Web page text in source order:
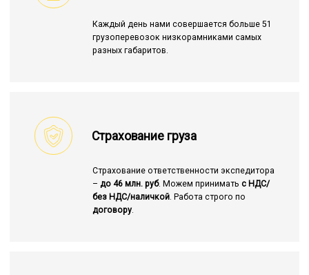
Каждый день нами совершается больше 51
грузоперевозок низкорамниками самых
разных габаритов.
Страхование груза
Страхование ответственности экспедитора
– до 46 млн. руб. Можем принимать с НДС/
без НДС/наличкой. Работа строго по
договору.